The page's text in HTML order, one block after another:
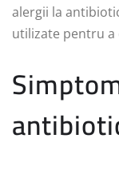
alergii la
utilizate pentru a